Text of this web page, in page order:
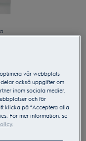
vår webbplats
också uppgifter om
inom sociala medier,
och för
klicka på ”Acceptera alla
För mer information, se